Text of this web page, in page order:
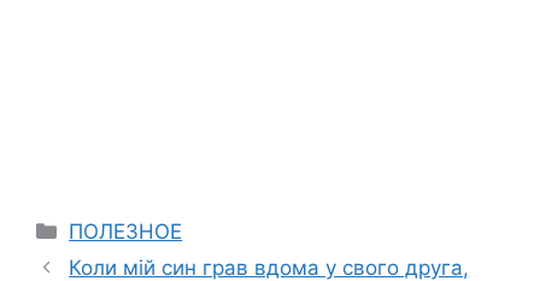
Categories
ПОЛЕЗНОЕ
Коли мій син грав вдома у свого друга,